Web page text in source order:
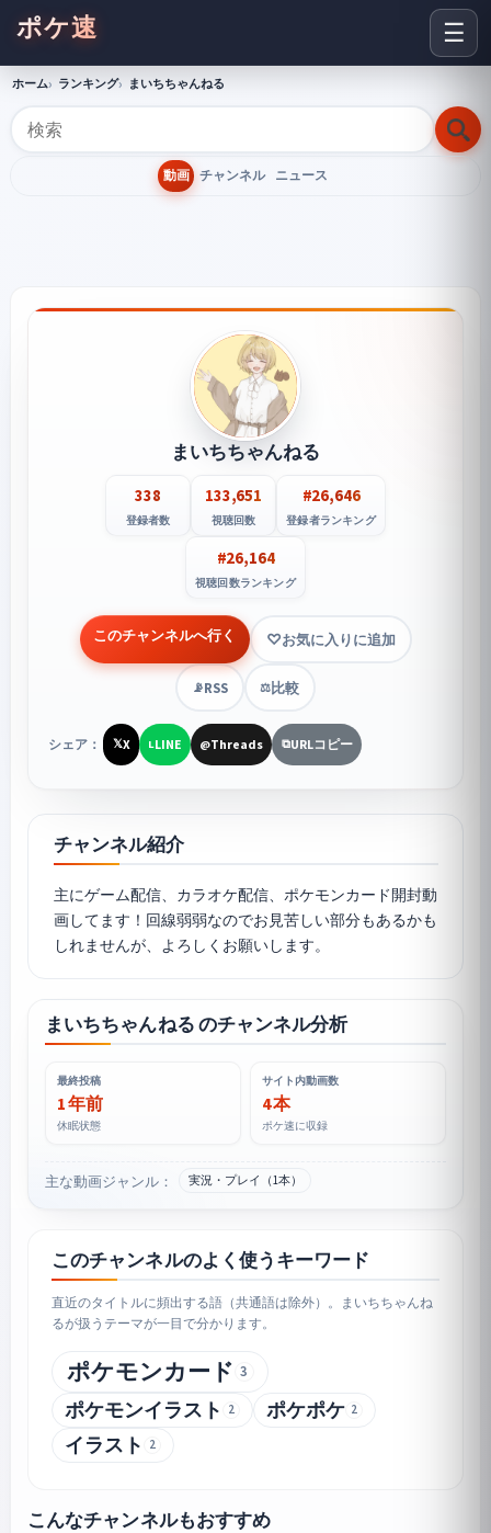
☰
ポケ速
ホーム ランキング まいちちゃんねる
動画 チャンネル ニュース
まいちちゃんねる
338
登録者数
133,651
視聴回数
#26,646
登録者ランキング
#26,164
視聴回数ランキング
このチャンネルへ行く お気に入りに追加
📡RSS ⚖️比較
シェア： 𝕏X LLINE @Threads ⧉URLコピー
チャンネル紹介
主にゲーム配信、カラオケ配信、ポケモンカード開封動
画してます！回線弱弱なのでお見苦しい部分もあるかも
しれませんが、よろしくお願いします。
まいちちゃんねる のチャンネル分析
最終投稿
1 年前
休眠状態
サイト内動画数
4 本
ポケ速に収録
主な動画ジャンル： 実況・プレイ（1本）
このチャンネルのよく使うキーワード
直近のタイトルに頻出する語（共通語は除外）。まいちちゃんね
るが扱うテーマが一目で分かります。
ポケモンカード 3
ポケモンイラスト 2 ポケポケ 2
イラスト 2
こんなチャンネルもおすすめ